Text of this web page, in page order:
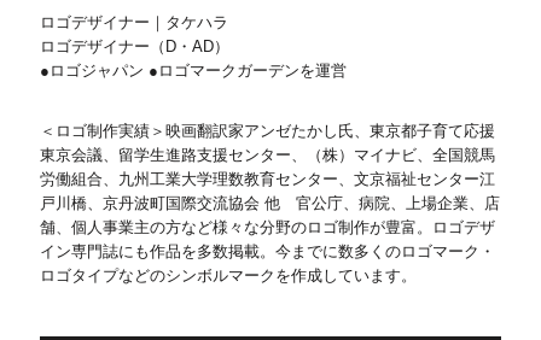
ロゴデザイナー｜タケハラ
ロゴデザイナー（D・AD）
●ロゴジャパン ●ロゴマークガーデンを運営
＜ロゴ制作実績＞映画翻訳家アンゼたかし氏、東京都子育て応援
東京会議、留学生進路支援センター、（株）マイナビ、全国競馬
労働組合、九州工業大学理数教育センター、文京福祉センター江
戸川橋、京丹波町国際交流協会 他 官公庁、病院、上場企業、店
舗、個人事業主の方など様々な分野のロゴ制作が豊富。ロゴデザ
イン専門誌にも作品を多数掲載。今までに数多くのロゴマーク・
ロゴタイプなどのシンボルマークを作成しています。